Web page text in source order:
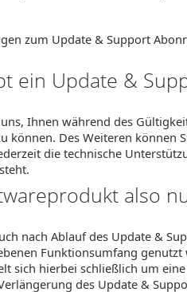
zum Update & Support
ein Update &
Ihnen während des
können. Des Weiteren können
die technische
also
nach Ablauf des Update &
Funktionsumfang genutzt
sich hierbei schließlich um
des Update &